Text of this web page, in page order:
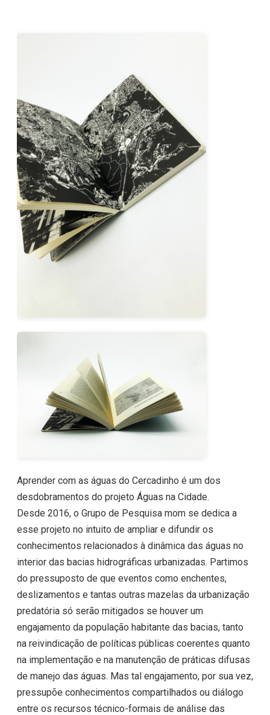
Aprender com as águas do Cercadinho é um dos
desdobramentos do projeto Águas na Cidade.
Desde 2016, o Grupo de Pesquisa mom se dedica a
esse projeto no intuito de ampliar e difundir os
conhecimentos relacionados à dinâmica das águas no
interior das bacias hidrográficas urbanizadas. Partimos
do pressuposto de que eventos como enchentes,
deslizamentos e tantas outras mazelas da urbanização
predatória só serão mitigados se houver um
engajamento da população habitante das bacias, tanto
na reivindicação de políticas públicas coerentes quanto
na implementação e na manutenção de práticas difusas
de manejo das águas. Mas tal engajamento, por sua vez,
pressupõe conhecimentos compartilhados ou diálogo
entre os recursos técnico-formais de análise das